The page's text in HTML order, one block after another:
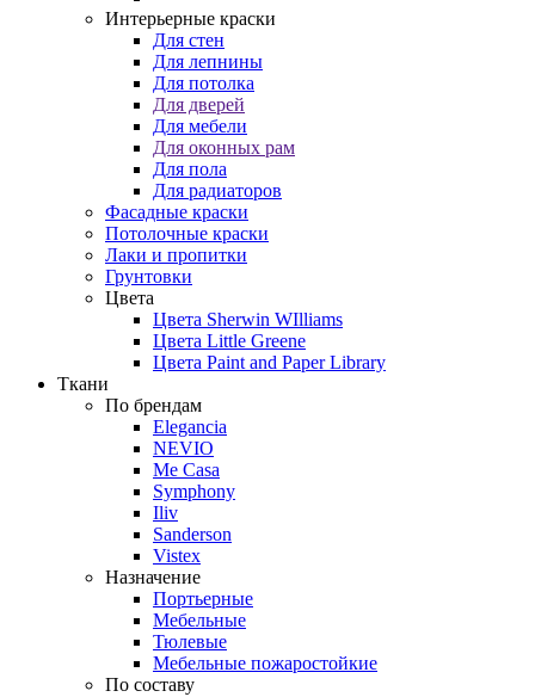
Интерьерные краски
Для стен
Для лепнины
Для потолка
Для дверей
Для мебели
Для оконных рам
Для пола
Для радиаторов
Фасадные краски
Потолочные краски
Лаки и пропитки
Грунтовки
Цвета
Цвета Sherwin WIlliams
Цвета Little Greene
Цвета Paint and Paper Library
Ткани
По брендам
Elegancia
NEVIO
Me Casa
Symphony
Iliv
Sanderson
Vistex
Назначение
Портьерные
Мебельные
Тюлевые
Мебельные пожаростойкие
По составу